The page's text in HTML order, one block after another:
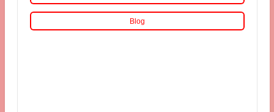
Blog